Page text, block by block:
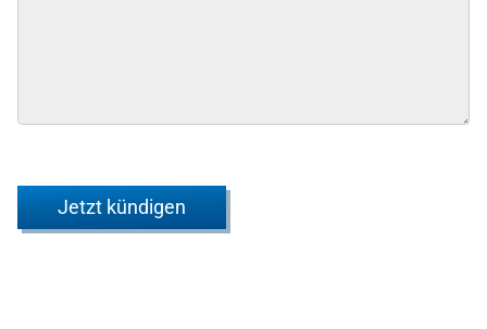
Jetzt kündigen